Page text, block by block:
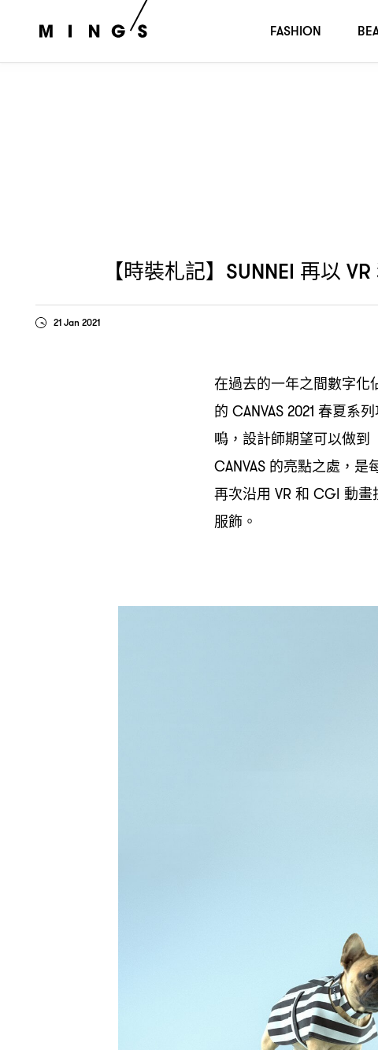
【時裝札記】 SUNNEI 再以 VR
21 Jan 2021
在過去的一年之間數字化
的 CANVAS 2021 春夏系
鳴 ， 設計師期望可以做到
CANVAS 的亮點之處 ， 是
再次沿用 VR和 CGI 動畫
服飾。
FASHION
【時裝札記】SUNNEI 2021